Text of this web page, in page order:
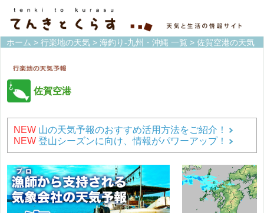
ホーム > 行楽地の天気 > 海釣り-九州・沖縄 一覧 > 佐賀空港の天気
佐賀空港
NEW 山の天気予報のおすすめ活用方法をご紹介！
NEW 登山シーズンに向け、情報がパワーアップ！